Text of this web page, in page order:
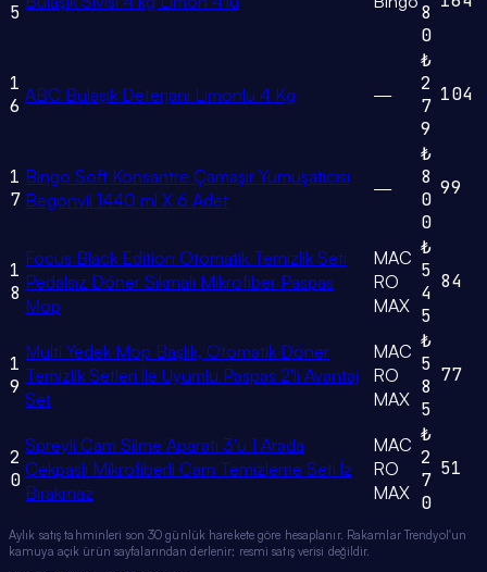
5
8
0
1
6 ABC Bulaşık Deterjanı Limonlu 4 Kg —
₺
2
7
9
104
1
7
Bingo Soft Konsantre Çamaşır Yumuşatıcısı
Begonvil 1440 ml X 6 Adet
—
₺
8
0
0
99
1
8
Focus Black Edition Otomatik Temizlik Seti
Pedalsız Döner Sıkmalı Mikrofiber Paspas
Mop
MAC
RO
MAX
₺
5
4
5
84
1
9
Multi Yedek Mop Başlık, Otomatik Döner
Temizlik Setleri İle Uyumlu Paspas 2'li Avantaj
Set
MAC
RO
MAX
₺
5
8
5
77
2
0
Spreyli Cam Silme Aparatı 3'ü 1 Arada
Çekpaslı Mikrofiberli Cam Temizleme Seti İz
Bırakmaz
MAC
RO
MAX
₺
2
7
0
51
Aylık satış tahminleri son 30 günlük harekete göre hesaplanır. Rakamlar Trendyol'un
kamuya açık ürün sayfalarından derlenir; resmi satış verisi değildir.